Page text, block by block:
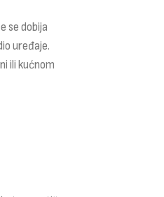
se dobija
uređaje.
ili kućnom